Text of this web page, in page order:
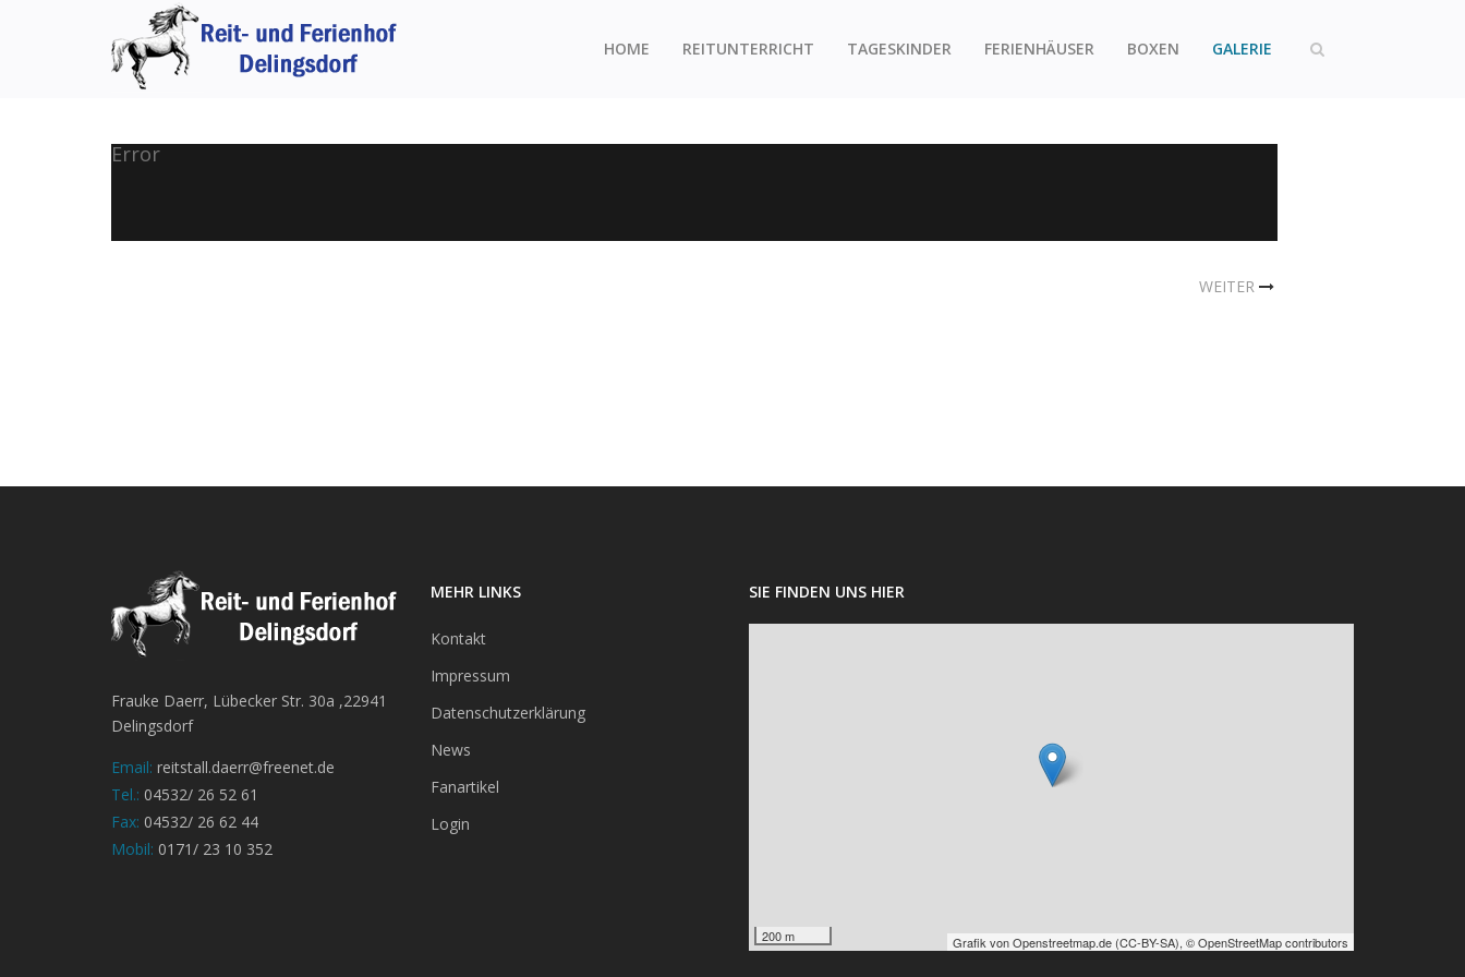
HOME REITUNTERRICHT TAGESKINDER FERIENHÄUSER BOXEN GALERIE
Error
WEITER
Frauke Daerr, Lübecker Str. 30a ,22941
Delingsdorf
Email: reitstall.daerr@freenet.de
Tel.: 04532/ 26 52 61
Fax: 04532/ 26 62 44
Mobil: 0171/ 23 10 352
MEHR LINKS
Kontakt
Impressum
Datenschutzerklärung
News
Fanartikel
Login
SIE FINDEN UNS HIER
200 m Grafik vonOpenstreetmap.de (CC-BY-SA), © OpenStreetMap contributors